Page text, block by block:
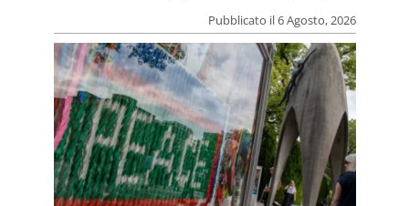
Pubblicato il 6 Agosto, 2026